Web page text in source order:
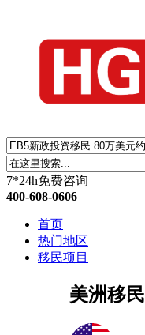
7*24h免费咨询
400-608-0606
首页
热门地区
移民项目
美洲移民